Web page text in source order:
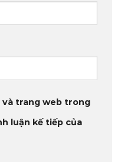
và trang web trong
luận kế tiếp của